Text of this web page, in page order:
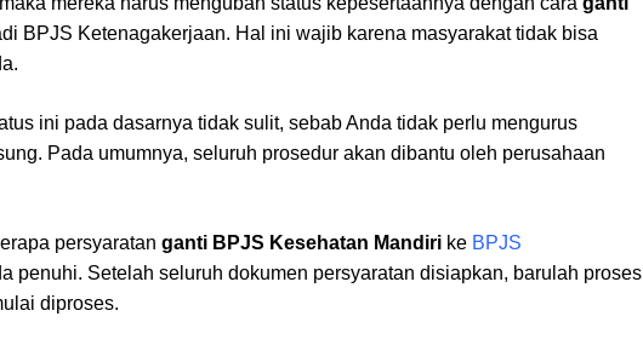
BPJS Ketenagakerjaan. Hal ini wajib karena masyarakat tidak bisa
ini pada dasarnya tidak sulit, sebab Anda tidak perlu mengurus
Pada umumnya, seluruh prosedur akan dibantu oleh perusahaan
persyaratan ganti BPJS Kesehatan Mandiri ke BPJS
penuhi. Setelah seluruh dokumen persyaratan disiapkan, barulah proses
diproses.